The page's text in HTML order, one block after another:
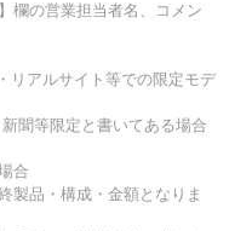
の営業担当者名、コメン
リアルサイト等での限定モデ
聞等限定と書いてある場合
合
品・構成・金額となりま